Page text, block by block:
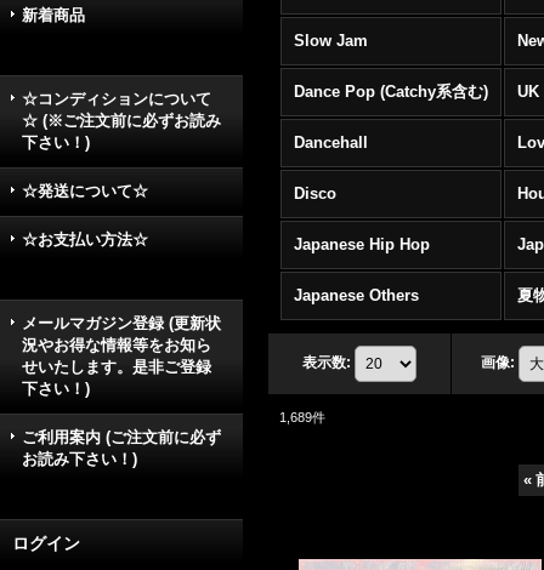
新着商品
☆コンディションについて
☆ (※ご注文前に必ずお読み
下さい！)
☆発送について☆
☆お支払い方法☆
メールマガジン登録 (更新状
況やお得な情報等をお知ら
せいたします。是非ご登録
下さい！)
ご利用案内 (ご注文前に必ず
お読み下さい！)
ログイン
Slow Jam
Dance Pop (Catchy系含む) UK
Dancehall
Disco
Japanese Hip Hop
Japanese Others 夏
表示数: 画像:
1,689件
«